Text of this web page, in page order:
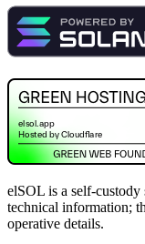
elSOL is a self-
technical information;
operative details.